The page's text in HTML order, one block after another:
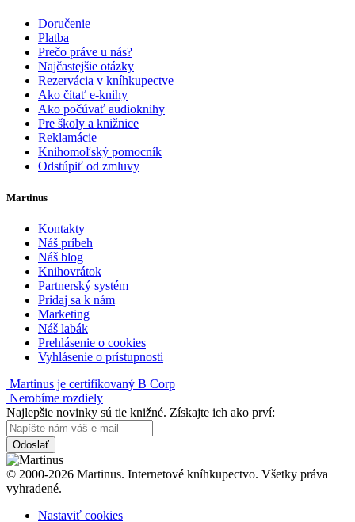
Doručenie
Platba
Prečo práve u nás?
Najčastejšie otázky
Rezervácia v kníhkupectve
Ako čítať e-knihy
Ako počúvať audioknihy
Pre školy a knižnice
Reklamácie
Knihomoľský pomocník
Odstúpiť od zmluvy
Martinus
Kontakty
Náš príbeh
Náš blog
Knihovrátok
Partnerský systém
Pridaj sa k nám
Marketing
Náš labák
Prehlásenie o cookies
Vyhlásenie o prístupnosti
Martinus je certifikovaný B Corp
Nerobíme rozdiely
Najlepšie novinky sú tie knižné. Získajte ich ako prví:
Odoslať
© 2000-2026 Martinus. Internetové kníhkupectvo. Všetky práva
vyhradené.
Nastaviť cookies